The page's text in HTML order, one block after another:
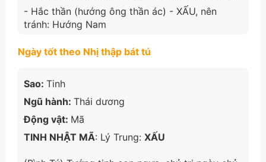
- Hắc thần (hướng ông thần ác) - XẤU, nên
tránh: Hướng Nam
Ngày tốt theo Nhị thập bát tú
Sao: Tinh
Ngũ hành: Thái dương
Động vật: Mã
TINH NHẬT MÃ: Lý Trung: XẤU